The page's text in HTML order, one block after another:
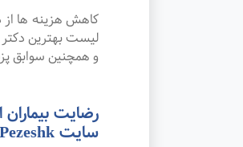
کاهش هزینه ها از
لیست بهترین
و همچنین سوابق
رضایت
سایت Sina Pezeshk